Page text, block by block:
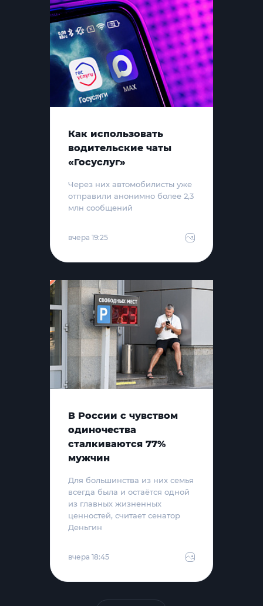
Как использовать
водительские чаты
«Госуслуг»
Через них автомобилисты уже
отправили анонимно более 2,3
млн сообщений
вчера 19:25
В России с чувством
одиночества
сталкиваются 77%
мужчин
Для большинства из них семья
всегда была и остаётся одной
из главных жизненных
ценностей, считает сенатор
Деньгин
вчера 18:45